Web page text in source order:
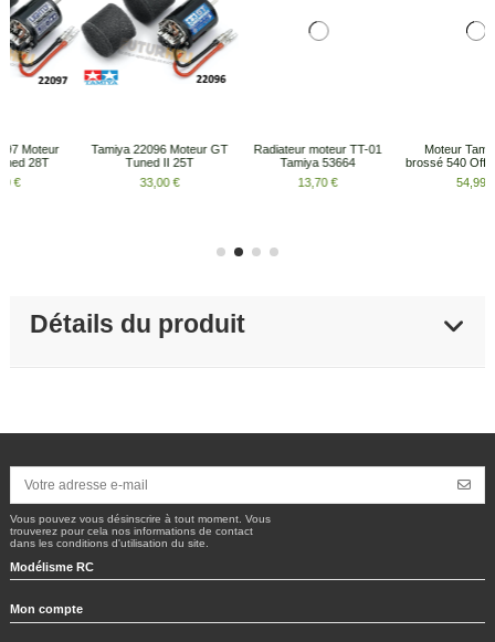
Tamiya 22096 Moteur GT
Radiateur moteur TT-01
Tamiya 53664
Moteur Tamiya 23T
brossé 540 Offroad 53930
Détails du produit
Vous pouvez vous désinscrire à tout moment. Vous
trouverez pour cela nos informations de contact
dans les conditions d'utilisation du site.
Modélisme RC
Mon compte